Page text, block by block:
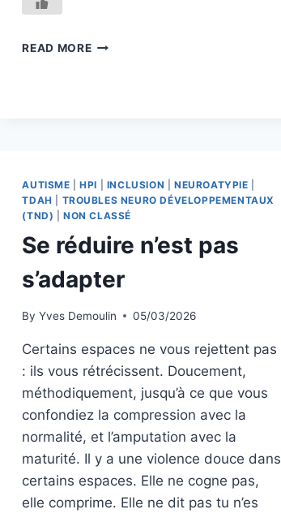
READ MORELES
AUTISME |HPI INCLUSION |NEUROATYPIE
TDAH
TROUBLES NEURO DÉVELOPPEMENTAUX
(TND) |NON CLASSÉ
Se réduire n’est pas
s’adapter
By Yves Demoulin 05/03/2026
Certains espaces ne vous rejettent pas
: ils vous rétrécissent. Doucement,
méthodiquement, jusqu’à ce que vous
confondiez la compression avec la
normalité, et l’amputation avec la
maturité. Il y a une violence douce dans
certains espaces. Elle ne cogne pas,
elle comprime. Elle ne dit pas tu n’es